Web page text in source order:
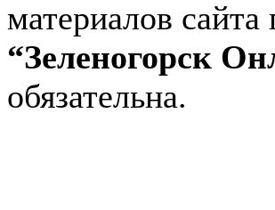
материалов сайта
“Зеленогорск
обязательна.